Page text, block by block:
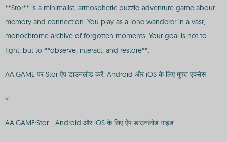
**Stor** is a minimalist, atmospheric puzzle-adventure game about
memory and connection. You play as a lone wanderer in a vast,
monochrome archive of forgotten moments. Your goal is not to
fight, but to **observe, interact, and restore**.
AA.GAME पर Stor ऐप डाउनलोड करें: Android और iOS के लिए मुफ्त एक्सेस
<
AA.GAME:Stor - Android और iOS के लिए ऐप डाउनलोड गाइड